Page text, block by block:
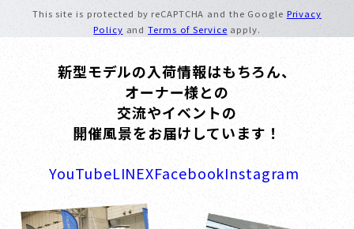
This site is protected by reCAPTCHA and the Google Privacy
Policy andTerms of Service apply.
新型モデルの入荷情報はもちろん、
オーナー様との
交流やイベントの
開催風景をお届けしています！
YouTubeLINEXFacebookInstagram